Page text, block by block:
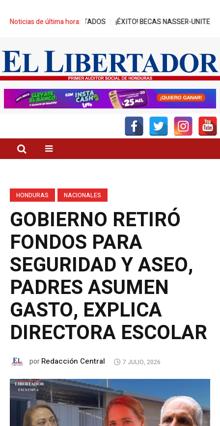
Noticias de última hora:
A DIPUTADOS ¡ÉXITO! BECAS NASSER-UNITEC
HONDURAS NACIONALES
GOBIERNO RETIRÓ
FONDOS PARA
SEGURIDAD Y ASEO,
PADRES ASUMEN
GASTO, EXPLICA
DIRECTORA ESCOLAR
porRedacción Central 7 JULIO, 2026